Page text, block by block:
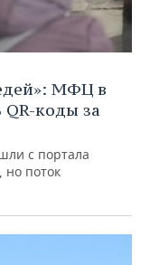
МФЦ в
QR-коды за
с портала
но поток